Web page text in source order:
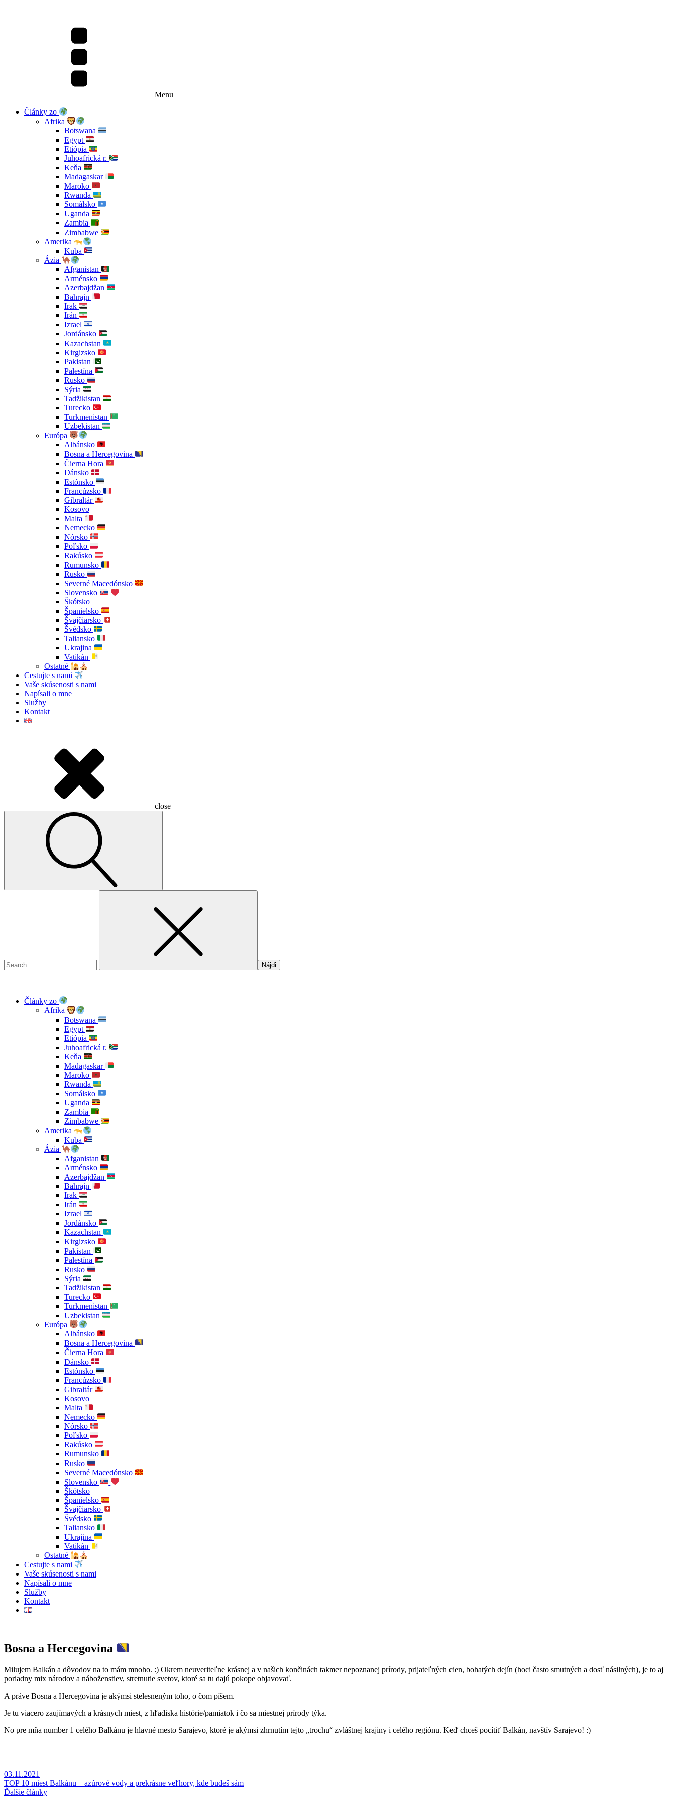
Menu
Články zo
Afrika
Botswana
Egypt
Etiópia
Juhoafrická r.
Keňa
Madagaskar
Maroko
Rwanda
Somálsko
Uganda
Zambia
Zimbabwe
Amerika
Kuba
Ázia
Afganistan
Arménsko
Azerbajdžan
Bahrajn
Irak
Irán
Izrael
Jordánsko
Kazachstan
Kirgizsko
Pakistan
Palestína
Rusko
Sýria
Tadžikistan
Turecko
Turkmenistan
Uzbekistan
Európa
Albánsko
Bosna a Hercegovina
Čierna Hora
Dánsko
Estónsko
Francúzsko
Gibraltár
Kosovo
Malta
Nemecko
Nórsko
Poľsko
Rakúsko
Rumunsko
Rusko
Severné Macedónsko
Slovensko
Škótsko
Španielsko
Švajčiarsko
Švédsko
Taliansko
Ukrajina
Vatikán
Ostatné
Cestujte s nami
Vaše skúsenosti s nami
Napísali o mne
Služby
Kontakt
close
Články zo
Afrika
Botswana
Egypt
Etiópia
Juhoafrická r.
Keňa
Madagaskar
Maroko
Rwanda
Somálsko
Uganda
Zambia
Zimbabwe
Amerika
Kuba
Ázia
Afganistan
Arménsko
Azerbajdžan
Bahrajn
Irak
Irán
Izrael
Jordánsko
Kazachstan
Kirgizsko
Pakistan
Palestína
Rusko
Sýria
Tadžikistan
Turecko
Turkmenistan
Uzbekistan
Európa
Albánsko
Bosna a Hercegovina
Čierna Hora
Dánsko
Estónsko
Francúzsko
Gibraltár
Kosovo
Malta
Nemecko
Nórsko
Poľsko
Rakúsko
Rumunsko
Rusko
Severné Macedónsko
Slovensko
Škótsko
Španielsko
Švajčiarsko
Švédsko
Taliansko
Ukrajina
Vatikán
Ostatné
Cestujte s nami
Vaše skúsenosti s nami
Napísali o mne
Služby
Kontakt
Bosna a Hercegovina
Milujem Balkán a dôvodov na to mám mnoho. :) Okrem neuveriteľne krásnej a v našich končinách takmer nepoznanej prírody, prijateľných cien, bohatých dejín (hoci často smutných a dosť násilných), je to aj
poriadny mix národov a náboženstiev, stretnutie svetov, ktoré sa tu dajú pokope objavovať.
A práve Bosna a Hercegovina je akýmsi stelesneným toho, o čom píšem.
Je tu viacero zaujímavých a krásnych miest, z hľadiska histórie/pamiatok i čo sa miestnej prírody týka.
No pre mňa number 1 celého Balkánu je hlavné mesto Sarajevo, ktoré je akýmsi zhrnutím tejto „trochu“ zvláštnej krajiny i celého regiónu. Keď chceš pocítiť Balkán, navštív Sarajevo! :)
03.11.2021
TOP 10 miest Balkánu – azúrové vody a prekrásne veľhory, kde budeš sám
Ďalšie články